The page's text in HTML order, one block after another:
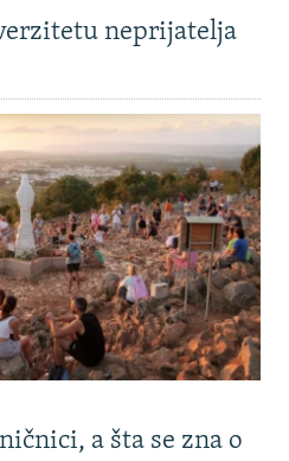
neprijatelja
a šta se zna o